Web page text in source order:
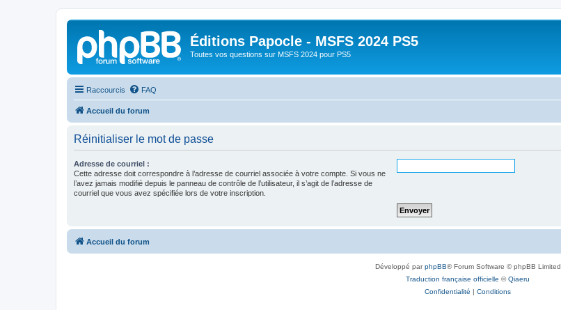
Éditions Papocle - MSFS 2024 PS5
Toutes vos questions sur MSFS 2024 pour PS5
Raccourcis FAQ
Accueil du forum
Réinitialiser le mot de passe
Adresse de courriel :
Cette adresse doit correspondre à l’adresse de courriel associée à votre compte. Si vous ne
l’avez jamais modifié depuis le panneau de contrôle de l’utilisateur, il s’agit de l’adresse de
courriel que vous avez spécifiée lors de votre inscription.
Accueil du forum
Développé parphpBB® Forum Software © phpBB Limited
Traduction française officielle ©Qiaeru
Confidentialité | Conditions